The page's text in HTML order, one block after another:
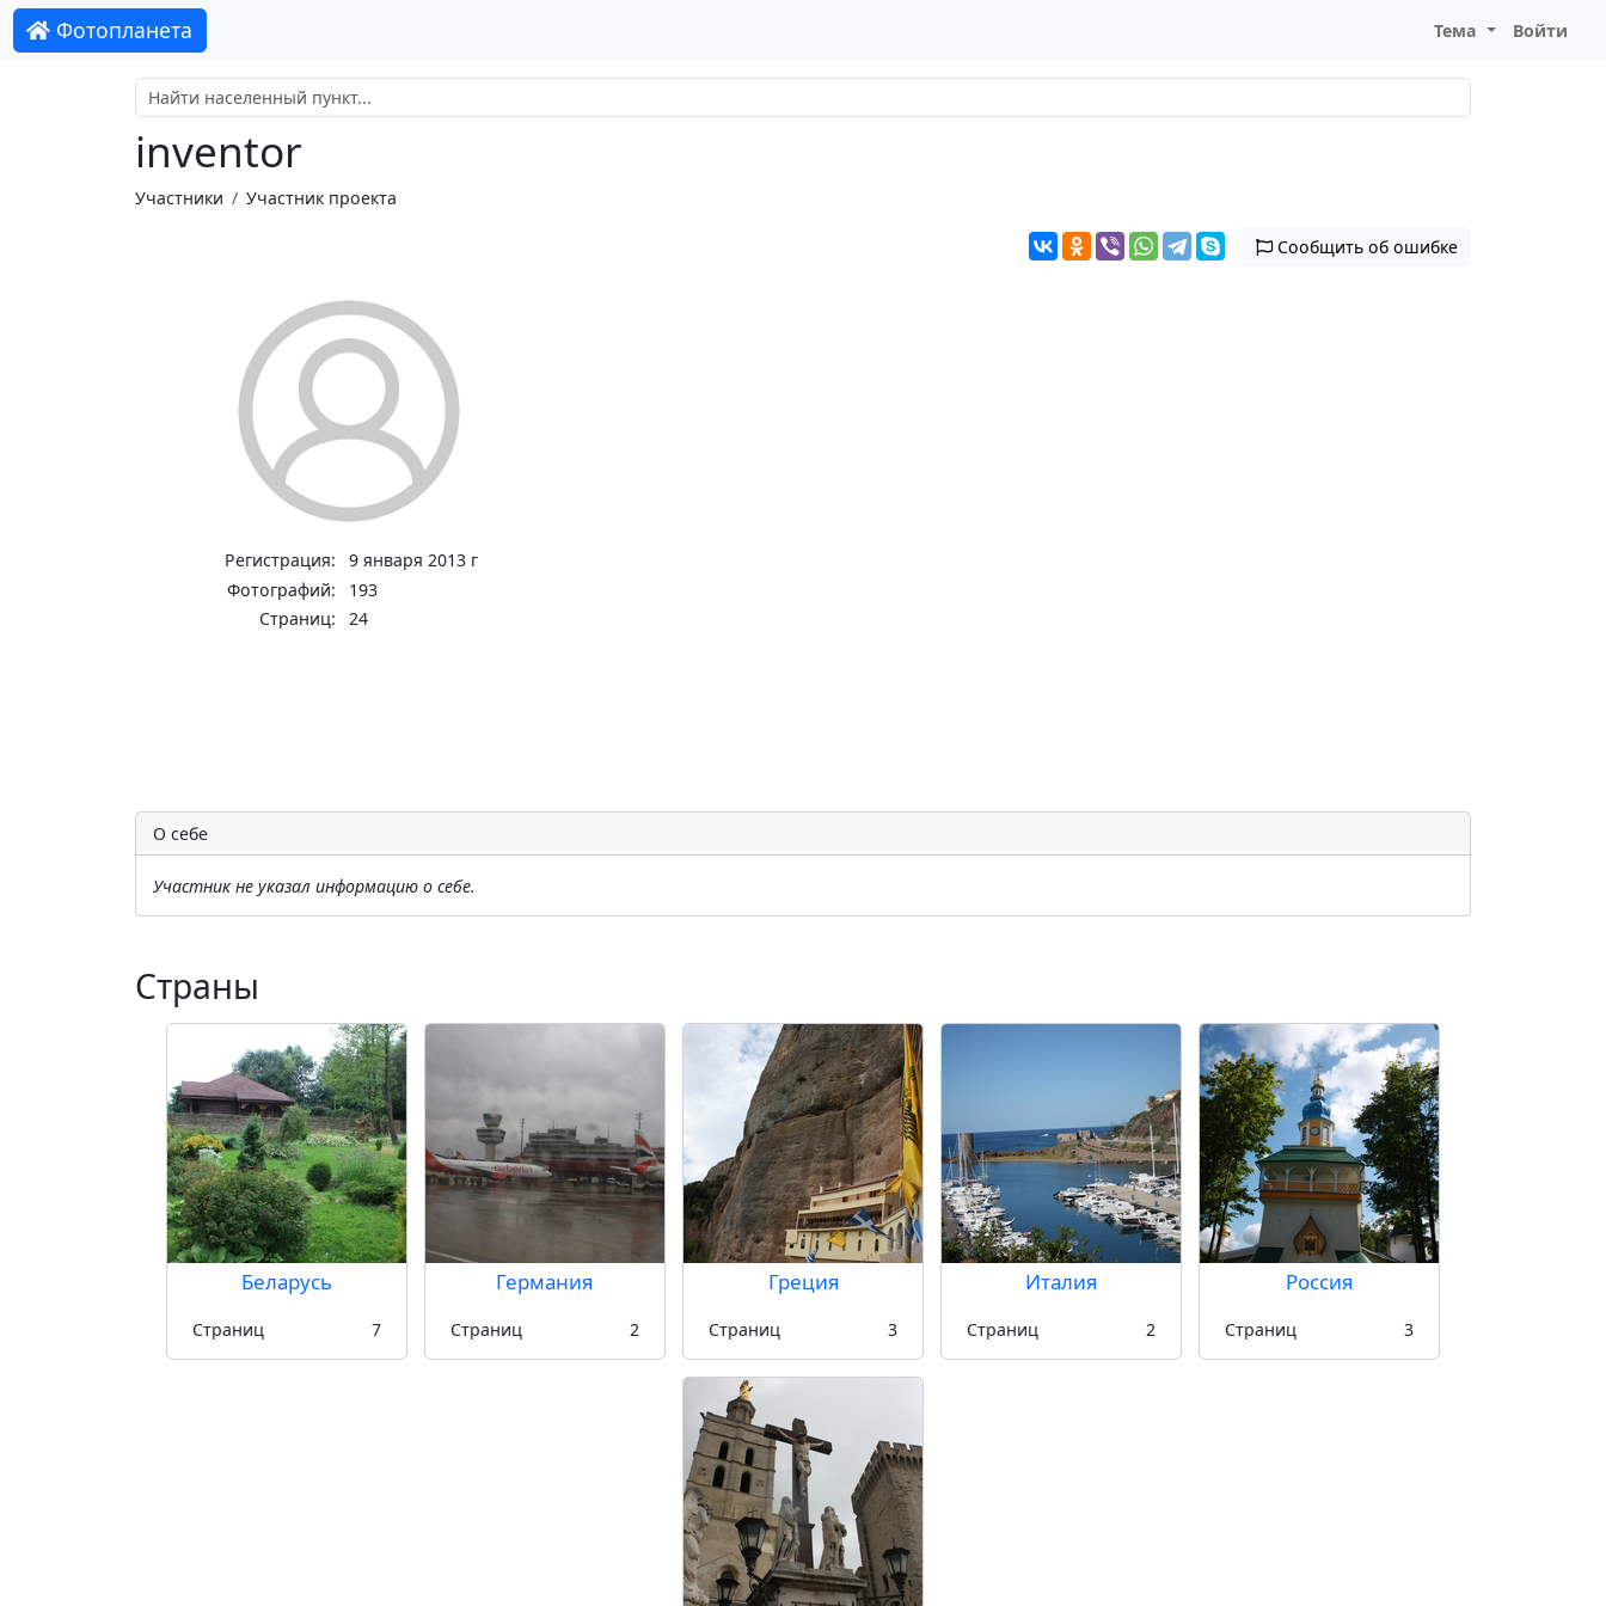
Фотопланета Тема Войти
inventor
Участники Участник проекта
Сообщить об ошибке
Регистрация:
9 января 2013 г
Фотографий:
193
Страниц:
24
О себе
Участник не указал информацию о себе.
Страны
Беларусь
Страниц 7
Германия
Страниц 2
Греция
Страниц 3
Италия
Страниц 2
Россия
Страниц 3